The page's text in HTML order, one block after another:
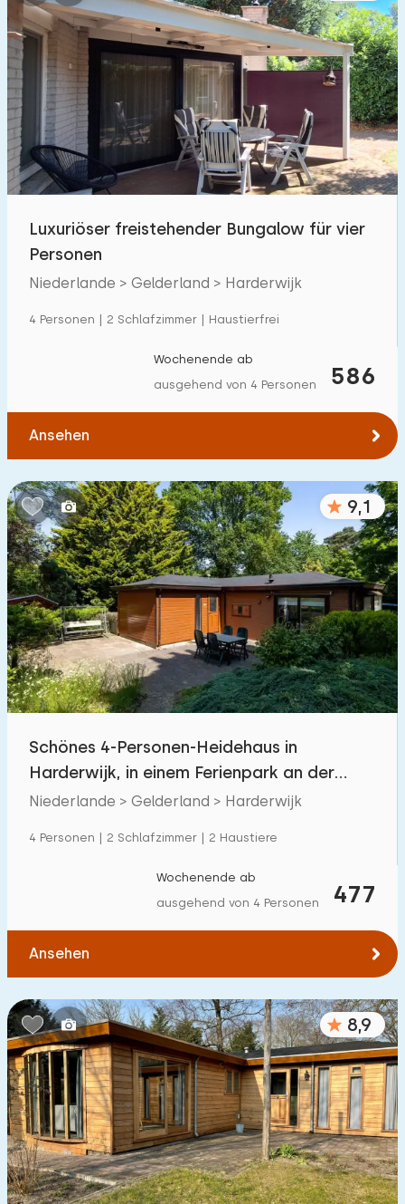
1 2 5 10 20
Zu öffentlichen Verkehrsmitteln (max. km):
0,2 0,5 2
Unterkunft
Im Ferienpark
Einfamilienhaus
Ferienbauernhof
Tiny house 5
Kinderfreundlich
Kindermöbel 16
Eingezäunter Garten 19
Spielgeräte im Garten 6
Hallenbad 29
Freibad 19
Kinderanimation
Kindereinrichtungen im Park
Zugänglichkeit
Eingeschränkte Mobilität
Rollstuhlgerecht
Hilfsmittel
Luxuriöser freistehender Bungalow für vier
Personen
Niederlande > Gelderland > Harderwijk
4 Personen | 2 Schlafzimmer | Haustierfrei
586
Wochenende ab
ausgehend von 4 Personen
Ansehen
9,1
Schönes 4-Personen-Heidehaus in
Harderwijk, in einem Ferienpark an der
Veluwe
Niederlande > Gelderland > Harderwijk
4 Personen | 2 Schlafzimmer | 2 Haustiere
477
Wochenende ab
ausgehend von 4 Personen
Ansehen
8,9